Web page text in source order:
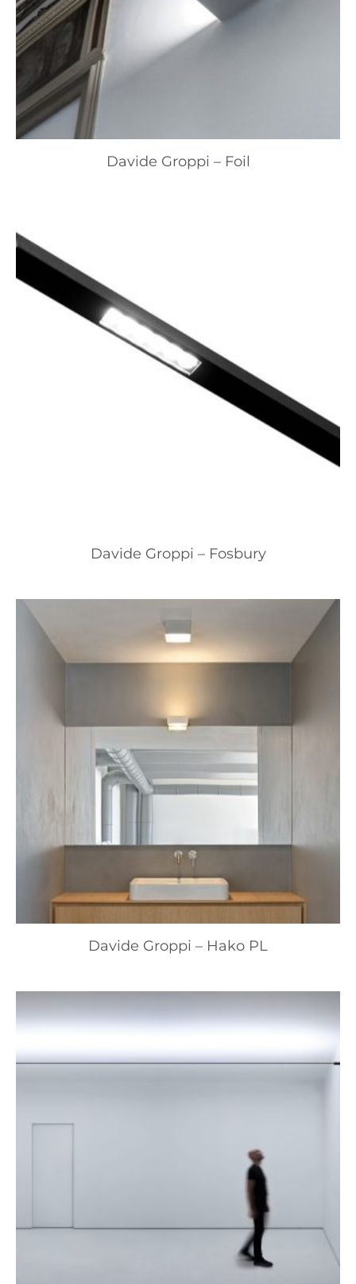
Davide Groppi – Foil
Davide Groppi – Fosbury
Davide Groppi – Hako PL